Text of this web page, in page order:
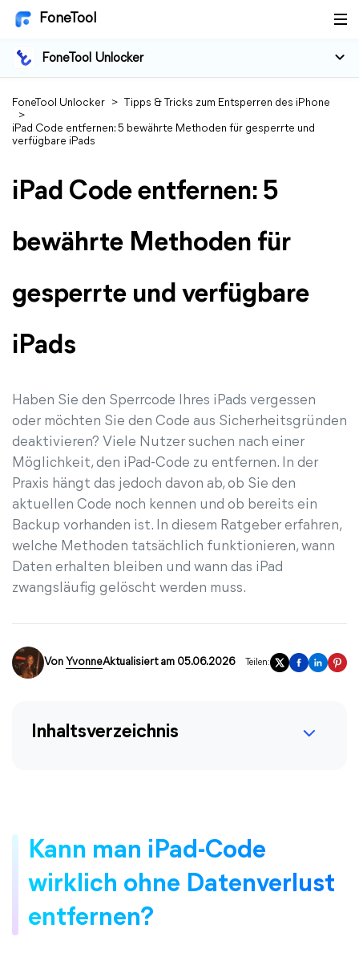
FoneTool
FoneTool Unlocker
FoneTool Unlocker >
Tipps & Tricks zum Entsperren des iPhone
>
iPad Code entfernen: 5 bewährte Methoden für gesperrte und
verfügbare iPads
iPad Code entfernen: 5
bewährte Methoden für
gesperrte und verfügbare
iPads
Haben Sie den Sperrcode Ihres iPads vergessen
oder möchten Sie den Code aus Sicherheitsgründen
deaktivieren? Viele Nutzer suchen nach einer
Möglichkeit, den iPad-Code zu entfernen. In der
Praxis hängt das jedoch davon ab, ob Sie den
aktuellen Code noch kennen und ob bereits ein
Backup vorhanden ist. In diesem Ratgeber erfahren,
welche Methoden tatsächlich funktionieren, wann
Daten erhalten bleiben und wann das iPad
zwangsläufig gelöscht werden muss.
Von YvonneAktualisiert am 05.06.2026 Teilen:
Inhaltsverzeichnis
Kann man iPad-Code
wirklich ohne Datenverlust
entfernen?